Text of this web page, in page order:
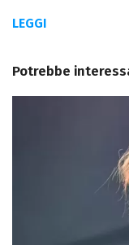
LEGGI
Potrebbe